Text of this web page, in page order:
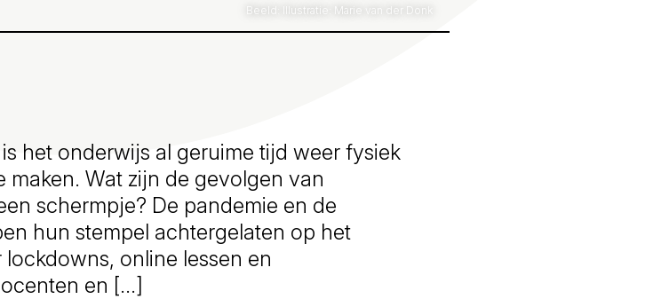
Beeld: Illustratie: Marie van der Donk
het onderwijs al geruime tijd weer fysiek
Wat zijn de gevolgen van
schermpje? De pandemie en de
hun stempel achtergelaten op het
online lessen en
en […]